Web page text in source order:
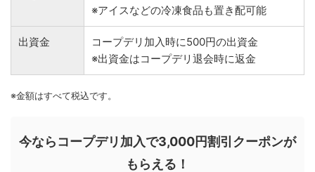
※アイスなどの冷凍食品も置き配可能
出資金
コープデリ加入時に500円の出資金
※出資金はコープデリ退会時に返金
※金額はすべて税込です。
今ならコープデリ加入で3,000円割引クーポンが
もらえる！